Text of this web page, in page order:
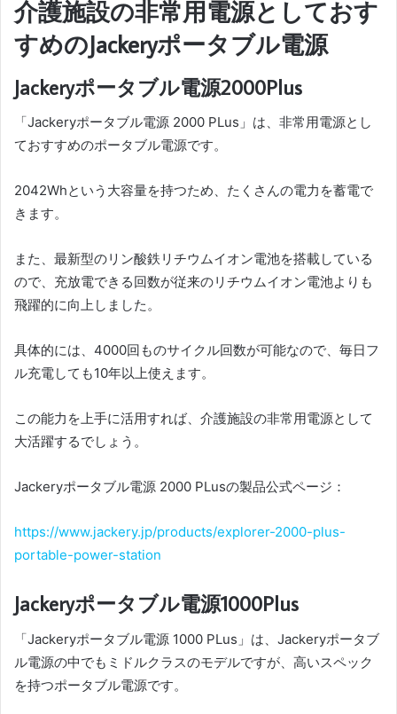
介護施設の非常用電源としておす
すめのJackeryポータブル電源
Jackeryポータブル電源2000Plus
「Jackeryポータブル電源 2000 PLus」は、非常用電源とし
ておすすめのポータブル電源です。
2042Whという大容量を持つため、たくさんの電力を蓄電で
きます。
また、最新型のリン酸鉄リチウムイオン電池を搭載している
ので、充放電できる回数が従来のリチウムイオン電池よりも
飛躍的に向上しました。
具体的には、4000回ものサイクル回数が可能なので、毎日フ
ル充電しても10年以上使えます。
この能力を上手に活用すれば、介護施設の非常用電源として
大活躍するでしょう。
Jackeryポータブル電源 2000 PLusの製品公式ページ：
https://www.jackery.jp/products/explorer-2000-plus-
portable-power-station
Jackeryポータブル電源1000Plus
「Jackeryポータブル電源 1000 PLus」は、Jackeryポータブ
ル電源の中でもミドルクラスのモデルですが、高いスペック
を持つポータブル電源です。